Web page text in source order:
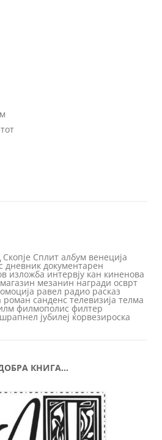
Скопје Сплит албум венеција
дневник документарен
изложба интервју кан киненова
магазин мезанин награди осврт
равел радио расказ
роман санденс телевизија телма
филмополис филтер
шрапнел јубилеј ќорвезироска
КНИГА…